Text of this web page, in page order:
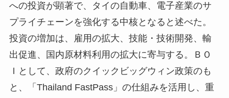
への投資が顕著で、タイの自動車、電子産業のサ
プライチェーンを強化する中核となると述べた。
投資の増加は、雇用の拡大、技能・技術開発、輸
出促進、国内原材料利用の拡大に寄与する。ＢＯ
Ｉとして、政府のクイックビッグウィン政策のも
と、「Thailand FastPass」の仕組みを活用し、重